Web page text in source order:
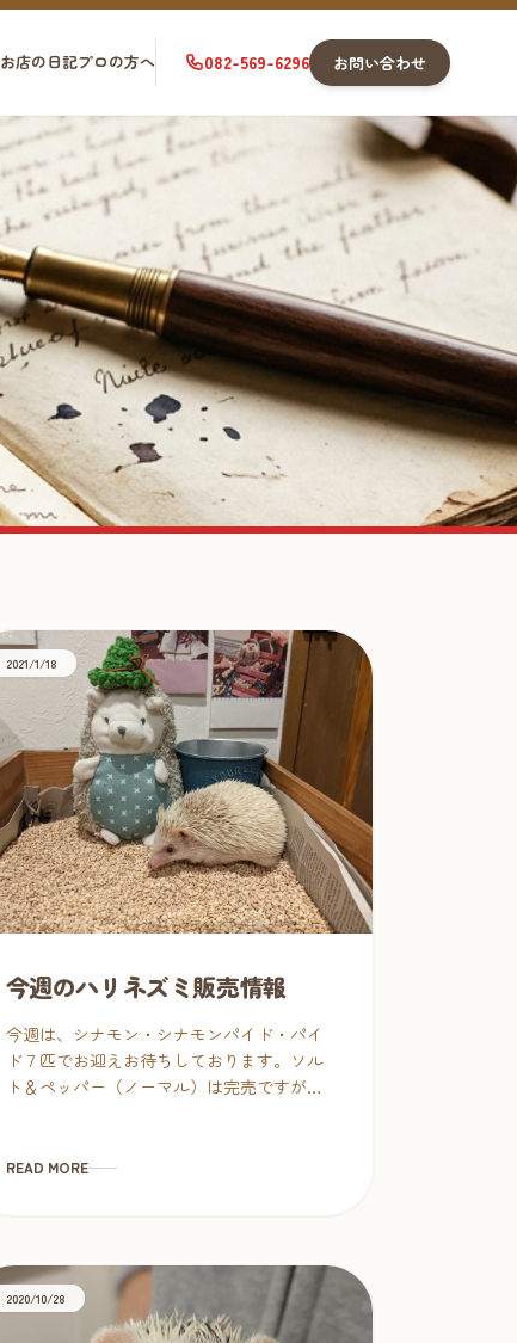
お店の日記プロの方へ 082-569-6296 お問い合わせ
2021/1/18
今週のハリネズミ販売情報
今週は、シナモン・シナモンパイド・パイ
ド７匹でお迎えお待ちしております。ソル
ト＆ペッパー（ノーマル）は完売ですが、
ラーです♥ OW […]
READ MORE
2020/10/28